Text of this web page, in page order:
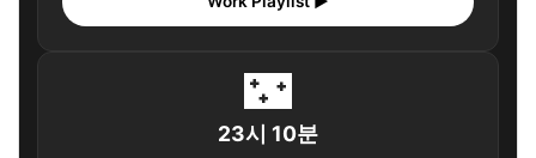
✨ 당신을 위한 큐레이션
🌃
23시 10분